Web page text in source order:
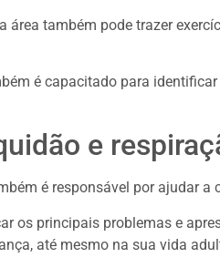
área também pode trazer
é capacitado para
e
é responsável por ajudar a
os principais problemas e
até mesmo na sua vida